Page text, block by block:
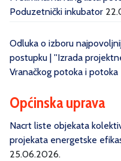
Poduzetnički inkubator
Odluka o izboru
postupku | ''Izrada
Vranačkog potoka i potoka
Općinska uprava
Nacrt liste objekata
projekata energetske
25.06.2026.